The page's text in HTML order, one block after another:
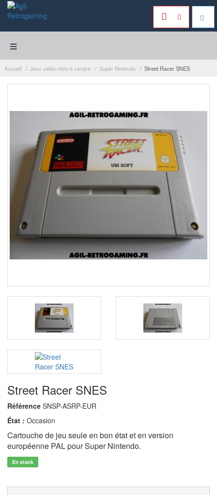
≡
Accueil Jeux vidéo rétro à vendre Super Nintendo Street Racer SNES
Street Racer SNES
Référence SNSP-ASRP-EUR
État : Occasion
Cartouche de jeu seule en bon état et en version
européenne PAL pour Super Nintendo.
En stock